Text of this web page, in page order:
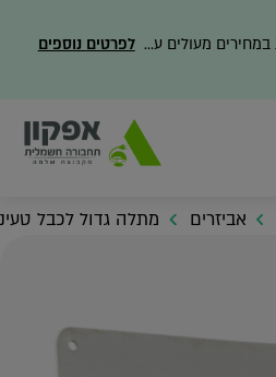
עמדות טעינה מתקדמות במחירים מעולים עם משלוח מהיר לפרטים נוספים
אביזרים מתלה גדול לכבל